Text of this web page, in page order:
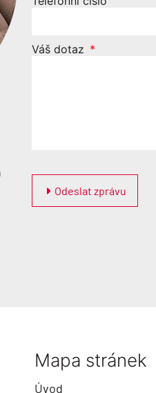
Váš dotaz
Odeslat zprávu
Mapa stránek
Úvod